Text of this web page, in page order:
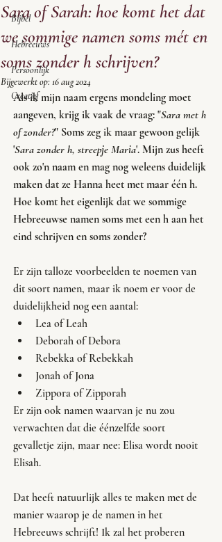
Bijbel
Hebreeuws
Persoonlijk
Creatief
Sara of Sarah: hoe komt het dat
we sommige namen soms mét en
soms zonder h schrijven?
Bijgewerkt op:16 aug 2024
Als ik mijn naam ergens mondeling moet
aangeven, krijg ik vaak de vraag: "Sara met h
of zonder?" Soms zeg ik maar gewoon gelijk
'Sara zonder h, streepje Maria'. Mijn zus heeft
ook zo'n naam en mag nog weleens duidelijk
maken dat ze Hanna heet met maar één h.
Hoe komt het eigenlijk dat we sommige
Hebreeuwse namen soms met een h aan het
eind schrijven en soms zonder?
Er zijn talloze voorbeelden te noemen van
dit soort namen, maar ik noem er voor de
duidelijkheid nog een aantal:
Lea of Leah
Deborah of Debora
Rebekka of Rebekkah
Jonah of Jona
Zippora of Zipporah
Er zijn ook namen waarvan je nu zou
verwachten dat die éénzelfde soort
gevalletje zijn, maar nee: Elisa wordt nooit
Elisah.
Dat heeft natuurlijk alles te maken met de
manier waarop je de namen in het
Hebreeuws schrijft! Ik zal het proberen